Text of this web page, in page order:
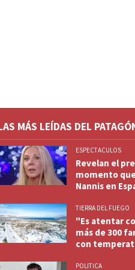
MÁS LEÍDAS DEL
ESPECTACULOS
Revelan el
momento
Nannis en
TIERRA DEL FUEGO
"Es atentar
más de 300
con
POLITICA